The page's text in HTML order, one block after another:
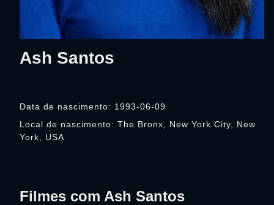
Ash Santos
Data de nascimento: 1993-06-09
Local de nascimento: The Bronx, New York City, New
York, USA
Filmes com Ash Santos